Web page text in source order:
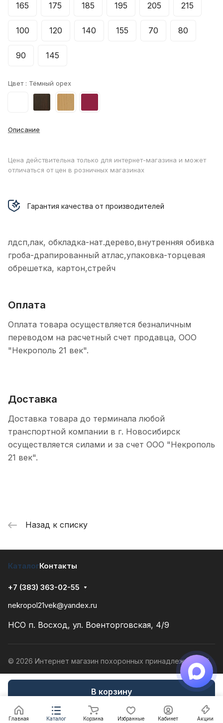
В корзину
165 175 185 195 205 215
100 120 140 155 70 80
90 145
Цвет : Тёмный орех
Описание
Цена действительна только для интернет-магазина и может
отличаться от цен в розничных магазинах
Гарантия качества от производителей
лдсп,лак, обкладка-нат.дерево,внутренняя обивка
гроба-драпированный атлас,упаковка-торцевая
обрешетка, картон,стрейч
Оплата
Оплата товара осуществляется безналичным
переводом на расчетный счет продавца, ООО
"Некрополь 21 век".
Доставка
Доставка товара до терминала любой
транспортной компании в г. Новосибирск
осуществляется силами и за счет ООО "Некрополь
21 век".
Назад к списку
Главная Каталог Корзина Избранные Кабинет Акции
КаталогКонтакты
+7 (383) 363-02-55
nekropol21vek@yandex.ru
НСО п. Восход, ул. Военторговская, 4/9
© 2026 Интернет магазин похоронных принадлежностей
Конфиденциальность Разработано в